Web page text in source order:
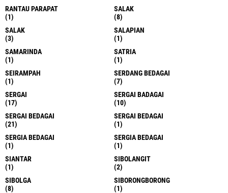
RANTAU PARAPAT
(1)
SALAK
(8)
SALAK
(3)
SALAPIAN
(1)
SAMARINDA
(1)
SATRIA
(1)
SEIRAMPAH
(1)
SERDANG BEDAGAI
(7)
SERGAI
(17)
SERGAI BADAGAI
(10)
SERGAI BEDAGAI
(21)
SERGAI BEDAGAI
(1)
SERGIA BEDAGAI
(1)
SERGIA BEDAGAI
(1)
SIANTAR
(1)
SIBOLANGIT
(2)
SIBOLGA
(8)
SIBORONGBORONG
(1)